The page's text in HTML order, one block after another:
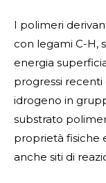
I polimeri
con legami C-H,
energia
progressi recenti
idrogeno in
substrato
proprietà fisiche
anche siti di